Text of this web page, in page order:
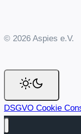
© 2026 Aspies e.V.
DSGVO Cookie